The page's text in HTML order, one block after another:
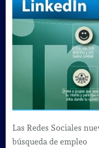
Las Redes Sociales
búsqueda de empleo